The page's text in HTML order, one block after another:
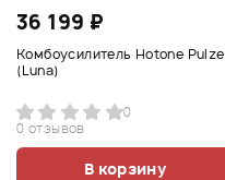
36 199 ₽
Комбоусилитель Hotone Pulze
(Luna)
0
0 отзывов
В корзину